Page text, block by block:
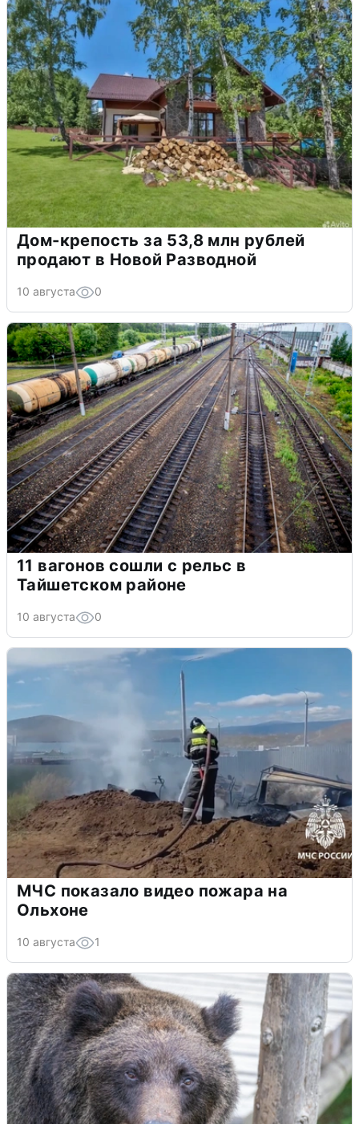
Дом-крепость за 53,8 млн рублей
продают в Новой Разводной
10 августа 0
11 вагонов сошли с рельс в
Тайшетском районе
10 августа 0
МЧС показало видео пожара на
Ольхоне
10 августа 1